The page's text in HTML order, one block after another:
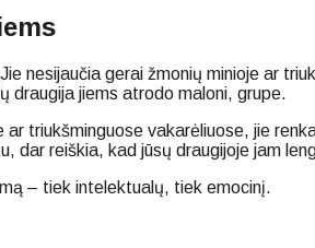
nesijaučia gerai žmonių minioje ar
draugija jiems atrodo maloni, grupe.
triukšminguose vakarėliuose, jie
dar reiškia, kad jūsų draugijoje jam
– tiek intelektualų, tiek emocinį.